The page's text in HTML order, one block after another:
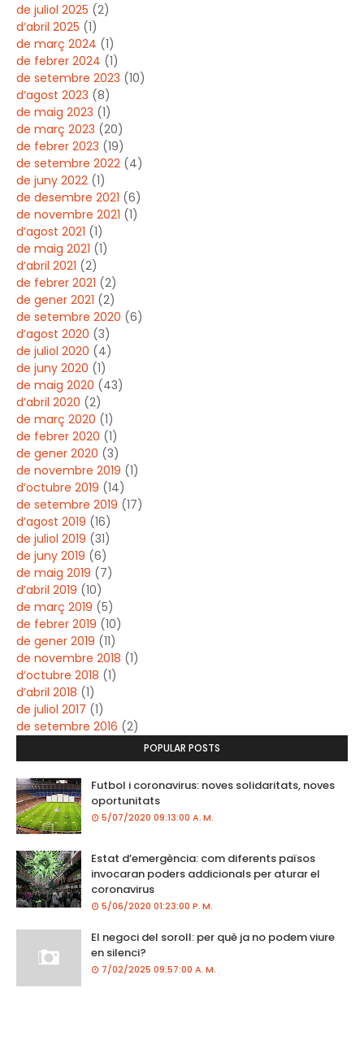
de juliol 2025 (2)
d’abril 2025 (1)
de març 2024 (1)
de febrer 2024 (1)
de setembre 2023 (10)
d’agost 2023 (8)
de maig 2023 (1)
de març 2023 (20)
de febrer 2023 (19)
de setembre 2022 (4)
de juny 2022 (1)
de desembre 2021 (6)
de novembre 2021 (1)
d’agost 2021 (1)
de maig 2021 (1)
d’abril 2021 (2)
de febrer 2021 (2)
de gener 2021 (2)
de setembre 2020 (6)
d’agost 2020 (3)
de juliol 2020 (4)
de juny 2020 (1)
de maig 2020 (43)
d’abril 2020 (2)
de març 2020 (1)
de febrer 2020 (1)
de gener 2020 (3)
de novembre 2019 (1)
d’octubre 2019 (14)
de setembre 2019 (17)
d’agost 2019 (16)
de juliol 2019 (31)
de juny 2019 (6)
de maig 2019 (7)
d’abril 2019 (10)
de març 2019 (5)
de febrer 2019 (10)
de gener 2019 (11)
de novembre 2018 (1)
d’octubre 2018 (1)
d’abril 2018 (1)
de juliol 2017 (1)
de setembre 2016 (2)
POPULAR POSTS
Futbol i coronavirus: noves solidaritats, noves
oportunitats
5/07/2020 09:13:00 A. M.
Estat d’emergència: com diferents països
invocaran poders addicionals per aturar el
coronavirus
5/06/2020 01:23:00 P. M.
El negoci del soroll: per què ja no podem viure
en silenci?
7/02/2025 09:57:00 A. M.